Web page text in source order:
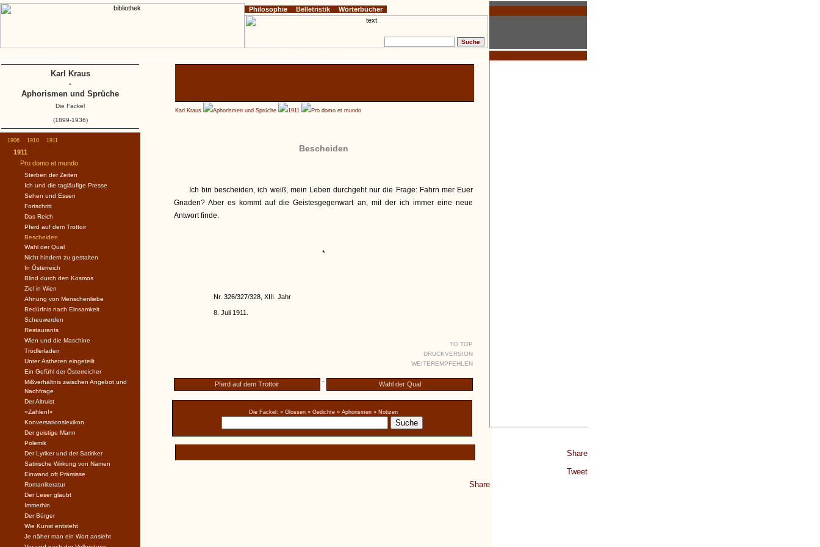
Share
Tweet
Karl Kraus Aphorismen und Sprüche 1911 Pro domo et mundo
Bescheiden
Ich bin bescheiden, ich weiß, mein Leben durchgeht nur die Frage: Fahrn mer Euer
Gnaden? Aber es kommt auf die Geistesgegenwart an, mit der ich immer eine neue
Antwort finde.
*
Nr. 326/327/328, XIII. Jahr
8. Juli 1911.
TO TOP
DRUCKVERSION
WEITEREMPFEHLEN
Pferd auf dem Trottoir - Wahl der Qual
Die Fackel: » Glossen » Gedichte » Aphorismen » Notizen
Share
1906 1910 1911
1911
Pro domo et mundo
Sterben der Zeiten
Ich und die tagläufige Presse
Sehen und Essen
Fortschritt
Das Reich
Pferd auf dem Trottoir
Bescheiden
Wahl der Qual
Nicht hindern zu gestalten
In Österreich
Blind durch den Kosmos
Ziel in Wien
Ahnung von Menschenliebe
Bedürfnis nach Einsamkeit
Scheuwerden
Restaurants
Wien und die Maschine
Trödlerladen
Unter Ästheten eingeteilt
Ein Gefühl der Österreicher
Mißverhältnis zwischen Angebot und
Nachfrage
Der Altruist
»Zahlen!«
Konversationslexikon
Der geistige Mann
Polemik
Der Lyriker und der Satiriker
Satirische Wirkung von Namen
Einwand oft Prämisse
Romanliteratur
Der Leser glaubt
Immerhin
Der Bürger
Wie Kunst entsteht
Je näher man ein Wort ansieht
Philosophie Belletristik Wörterbücher
Karl Kraus
-
Aphorismen und Sprüche
Die Fackel
(1899-1936)